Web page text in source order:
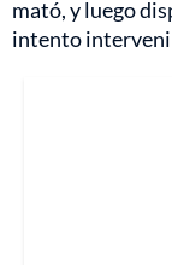
mató, y luego
intento